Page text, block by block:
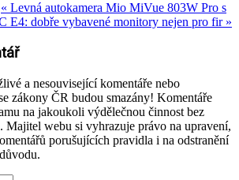
« Levná autokamera Mio MiVue 803W Pro s
E4: dobře vybavené monitory nejen pro fir »
a nesouvisející komentáře nebo
zákony ČR budou smazány! Komentáře
na jakoukoli výdělečnou činnost bez
Majitel webu si vyhrazuje právo na upravení,
porušujících pravidla i na odstranění